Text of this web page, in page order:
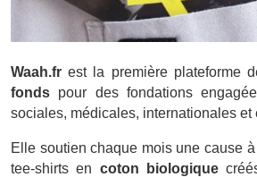
Waah.fr est la première plateforme
fonds pour des fondations
sociales, médicales, internationales et
Elle soutien chaque mois une cause
tee-shirts en coton biologique